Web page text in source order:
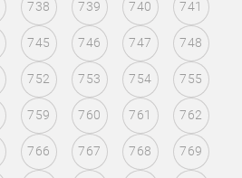
738 739 740 741
745 746 747 748
752 753 754 755
759 760 761 762
766 767 768 769